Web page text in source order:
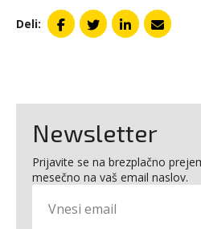
Deli:
Newsletter
Prijavite se na brezplačno
mesečno na vaš email naslov.